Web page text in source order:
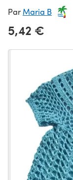
Par Maria B
5,42 €